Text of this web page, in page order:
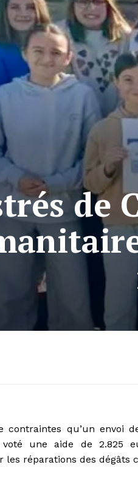
de
contraintes qu’un envoi
voté une aide de
réparations des dégâts